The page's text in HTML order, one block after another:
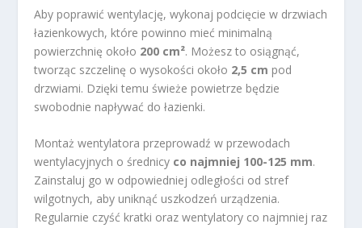
Aby poprawić wentylację, wykonaj podcięcie w drzwiach
łazienkowych, które powinno mieć minimalną
powierzchnię około 200 cm². Możesz to osiągnąć,
tworząc szczelinę o wysokości około 2,5 cm pod
drzwiami. Dzięki temu świeże powietrze będzie
swobodnie napływać do łazienki.
Montaż wentylatora przeprowadź w przewodach
wentylacyjnych o średnicy co najmniej 100-125 mm.
Zainstaluj go w odpowiedniej odległości od stref
wilgotnych, aby uniknąć uszkodzeń urządzenia.
Regularnie czyść kratki oraz wentylatory co najmniej raz